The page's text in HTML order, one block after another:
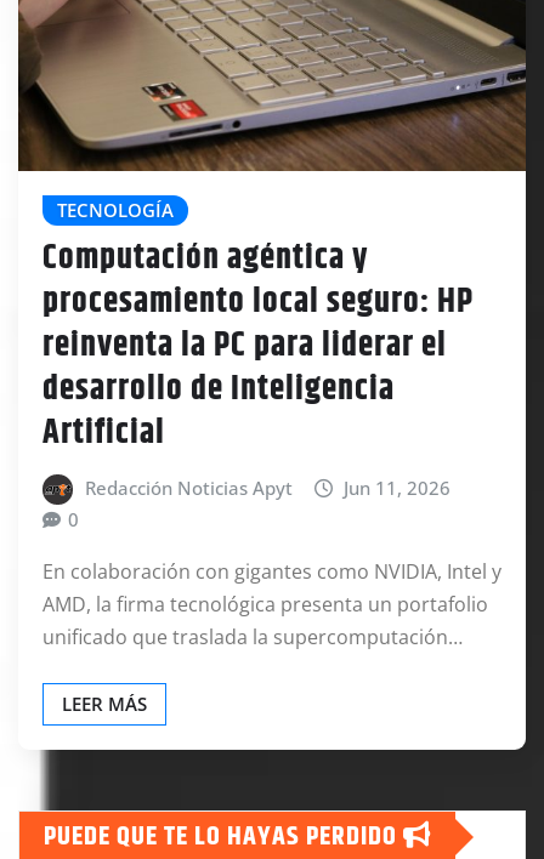
TECNOLOGÍA
Computación agéntica y
procesamiento local seguro: HP
reinventa la PC para liderar el
desarrollo de Inteligencia
Artificial
Redacción Noticias Apyt
Jun 11, 2026
0
En colaboración con gigantes como NVIDIA, Intel y
AMD, la firma tecnológica presenta un portafolio
unificado que traslada la supercomputación…
LEER MÁS
PUEDE QUE TE LO HAYAS PERDIDO